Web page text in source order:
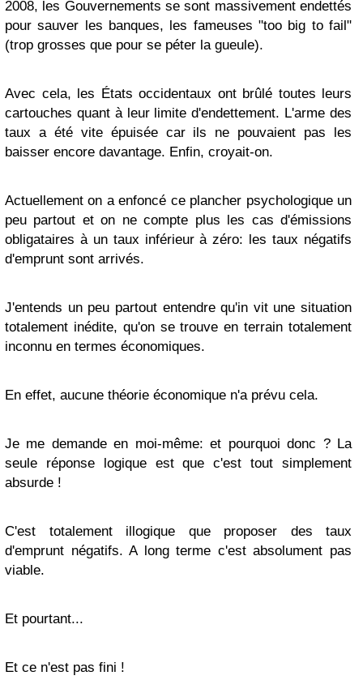
2008, les Gouvernements se sont massivement endettés
pour sauver les banques, les fameuses "too big to fail"
(trop grosses que pour se péter la gueule).
Avec cela, les États occidentaux ont brûlé toutes leurs
cartouches quant à leur limite d'endettement. L'arme des
taux a été vite épuisée car ils ne pouvaient pas les
baisser encore davantage. Enfin, croyait-on.
Actuellement on a enfoncé ce plancher psychologique un
peu partout et on ne compte plus les cas d'émissions
obligataires à un taux inférieur à zéro: les taux négatifs
d'emprunt sont arrivés.
J'entends un peu partout entendre qu'in vit une situation
totalement inédite, qu'on se trouve en terrain totalement
inconnu en termes économiques.
En effet, aucune théorie économique n'a prévu cela.
Je me demande en moi-même: et pourquoi donc ? La
seule réponse logique est que c'est tout simplement
absurde !
C'est totalement illogique que proposer des taux
d'emprunt négatifs. A long terme c'est absolument pas
viable.
Et pourtant...
Et ce n'est pas fini !